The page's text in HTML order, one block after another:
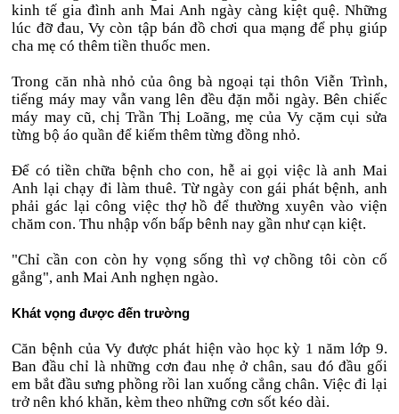
kinh tế gia đình anh Mai Anh ngày càng kiệt quệ. Những
lúc đỡ đau, Vy còn tập bán đồ chơi qua mạng để phụ giúp
cha mẹ có thêm tiền thuốc men.
Trong căn nhà nhỏ của ông bà ngoại tại thôn Viễn Trình,
tiếng máy may vẫn vang lên đều đặn mỗi ngày. Bên chiếc
máy may cũ, chị Trần Thị Loãng, mẹ của Vy cặm cụi sửa
từng bộ áo quần để kiếm thêm từng đồng nhỏ.
Để có tiền chữa bệnh cho con, hễ ai gọi việc là anh Mai
Anh lại chạy đi làm thuê. Từ ngày con gái phát bệnh, anh
phải gác lại công việc thợ hồ để thường xuyên vào viện
chăm con. Thu nhập vốn bấp bênh nay gần như cạn kiệt.
"Chỉ cần con còn hy vọng sống thì vợ chồng tôi còn cố
gắng", anh Mai Anh nghẹn ngào.
Khát vọng được đến trường
Căn bệnh của Vy được phát hiện vào học kỳ 1 năm lớp 9.
Ban đầu chỉ là những cơn đau nhẹ ở chân, sau đó đầu gối
em bắt đầu sưng phồng rồi lan xuống cẳng chân. Việc đi lại
trở nên khó khăn, kèm theo những cơn sốt kéo dài.